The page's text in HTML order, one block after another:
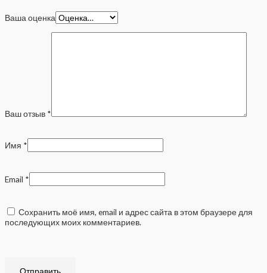
Ваша оценка
Ваш отзыв *
Имя *
Email *
Сохранить моё имя, email и адрес сайта в этом браузере для
последующих моих комментариев.